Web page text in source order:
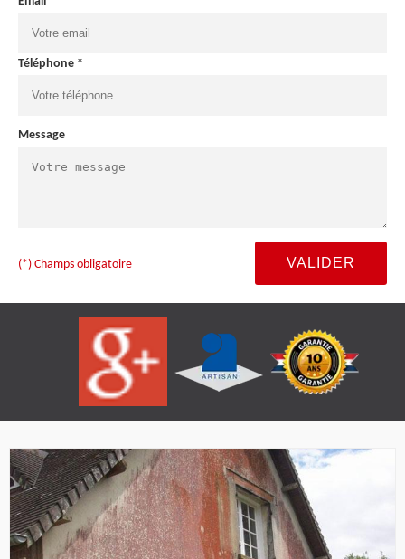
Téléphone *
Message
(*) Champs obligatoire